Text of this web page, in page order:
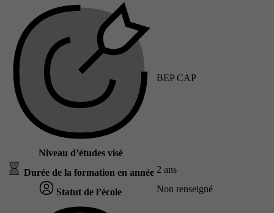
Niveau d’études visé
BEP CAP
Durée de la formation en année 2 ans
Statut de l’école Non renseigné